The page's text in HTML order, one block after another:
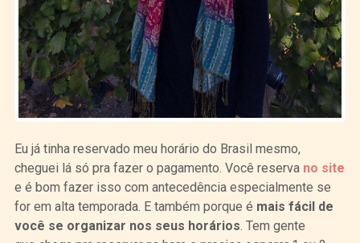
Eu já tinha reservado meu horário do Brasil mesmo,
cheguei lá só pra fazer o pagamento. Você reserva no site
e é bom fazer isso com antecedência especialmente se
for em alta temporada. E também porque é mais fácil de
você se organizar nos seus horários . Tem gente